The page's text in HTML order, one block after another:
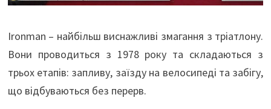
Ironman – найбільш виснажливі змагання з тріатлону.
Вони проводиться з 1978 року та складаються з
трьох етапів: запливу, заїзду на велосипеді та забігу,
що відбуваються без перерв.